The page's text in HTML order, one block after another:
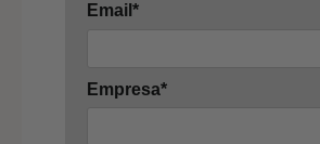
Email*
Empresa*